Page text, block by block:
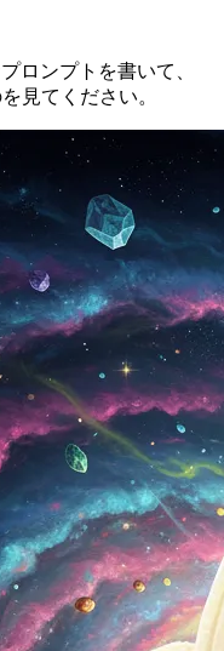
ロンプトを書いて、
見てください。